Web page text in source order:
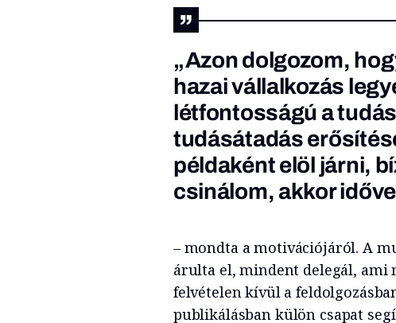
„Azon dolgozom,
hazai vállalkozás
létfontosságú a
tudásátadás
példaként elöl járni,
csinálom, akkor
– mondta a motivációjáról. A
árulta el, mindent delegál, ami
felvételen kívül a
publikálásban külön csapat